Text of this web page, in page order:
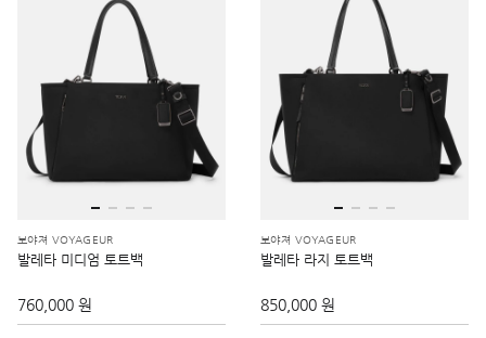
보야져 VOYAGEUR
발레타 미디엄 토트백
760,000 원
보야져 VOYAGEUR
발레타 라지 토트백
850,000 원